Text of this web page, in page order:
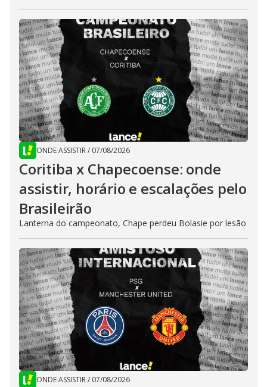
ONDE ASSISTIR/ 07/08/2026
Coritiba x Chapecoense: onde
assistir, horário e escalações pelo
Brasileirão
Lanterna do campeonato, Chape perdeu Bolasie por lesão
ONDE ASSISTIR/ 07/08/2026